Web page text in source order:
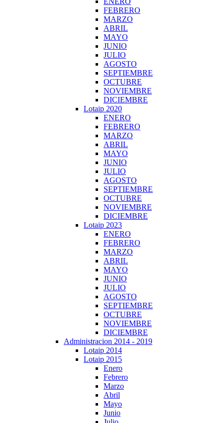
FEBRERO
MARZO
ABRIL
MAYO
JUNIO
JULIO
AGOSTO
SEPTIEMBRE
OCTUBRE
NOVIEMBRE
DICIEMBRE
Lotaip 2020
ENERO
FEBRERO
MARZO
ABRIL
MAYO
JUNIO
JULIO
AGOSTO
SEPTIEMBRE
OCTUBRE
NOVIEMBRE
DICIEMBRE
Lotaip 2023
ENERO
FEBRERO
MARZO
ABRIL
MAYO
JUNIO
JULIO
AGOSTO
SEPTIEMBRE
OCTUBRE
NOVIEMBRE
DICIEMBRE
Administracion 2014 - 2019
Lotaip 2014
Lotaip 2015
Enero
Febrero
Marzo
Abril
Mayo
Junio